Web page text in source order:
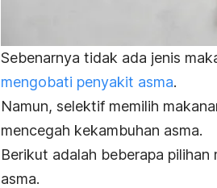
Sebenarnya tidak ada jenis
mengobati penyakit asma.
Namun, selektif memilih
mencegah kekambuhan asma.
Berikut adalah beberapa
asma.